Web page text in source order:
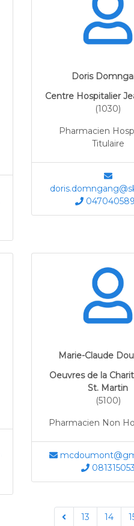
Doris
Centre Hospitalier
(1030)
Pharmacien
Titulaire
Marie-Claude
Oeuvres de la
St. Martin
(5100)
Pharmacien Non
081315053
13 14